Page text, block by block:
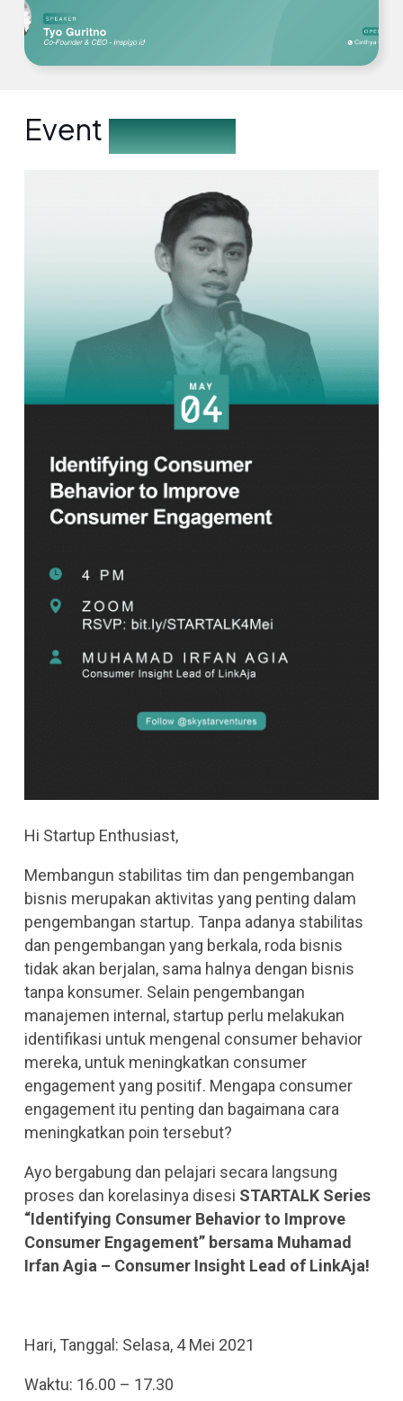
Event Description
Hi Startup Enthusiast,
Membangun stabilitas tim dan pengembangan
bisnis merupakan aktivitas yang penting dalam
pengembangan startup. Tanpa adanya stabilitas
dan pengembangan yang berkala, roda bisnis
tidak akan berjalan, sama halnya dengan bisnis
tanpa konsumer. Selain pengembangan
manajemen internal, startup perlu melakukan
identifikasi untuk mengenal consumer behavior
mereka, untuk meningkatkan consumer
engagement yang positif. Mengapa consumer
engagement itu penting dan bagaimana cara
meningkatkan poin tersebut?
Ayo bergabung dan pelajari secara langsung
proses dan korelasinya disesi STARTALK Series
“Identifying Consumer Behavior to Improve
Consumer Engagement” bersama Muhamad
Irfan Agia – Consumer Insight Lead of LinkAja!
Hari, Tanggal: Selasa, 4 Mei 2021
Waktu: 16.00 – 17.30